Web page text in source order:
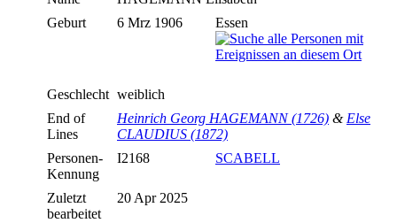
Geburt
6 Mrz 1906 Essen
Geschlecht weiblich
End of
Lines
Heinrich Georg HAGEMANN (1726) & Else
CLAUDIUS (1872)
Personen-
Kennung
I2168 SCABELL
Zuletzt
bearbeitet
20 Apr 2025